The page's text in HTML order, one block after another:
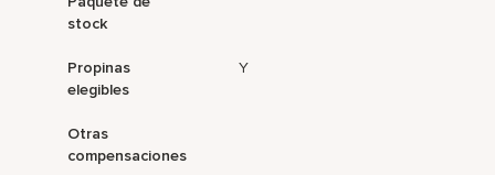
stock
Propinas
elegibles
Y
Otras
compensaciones